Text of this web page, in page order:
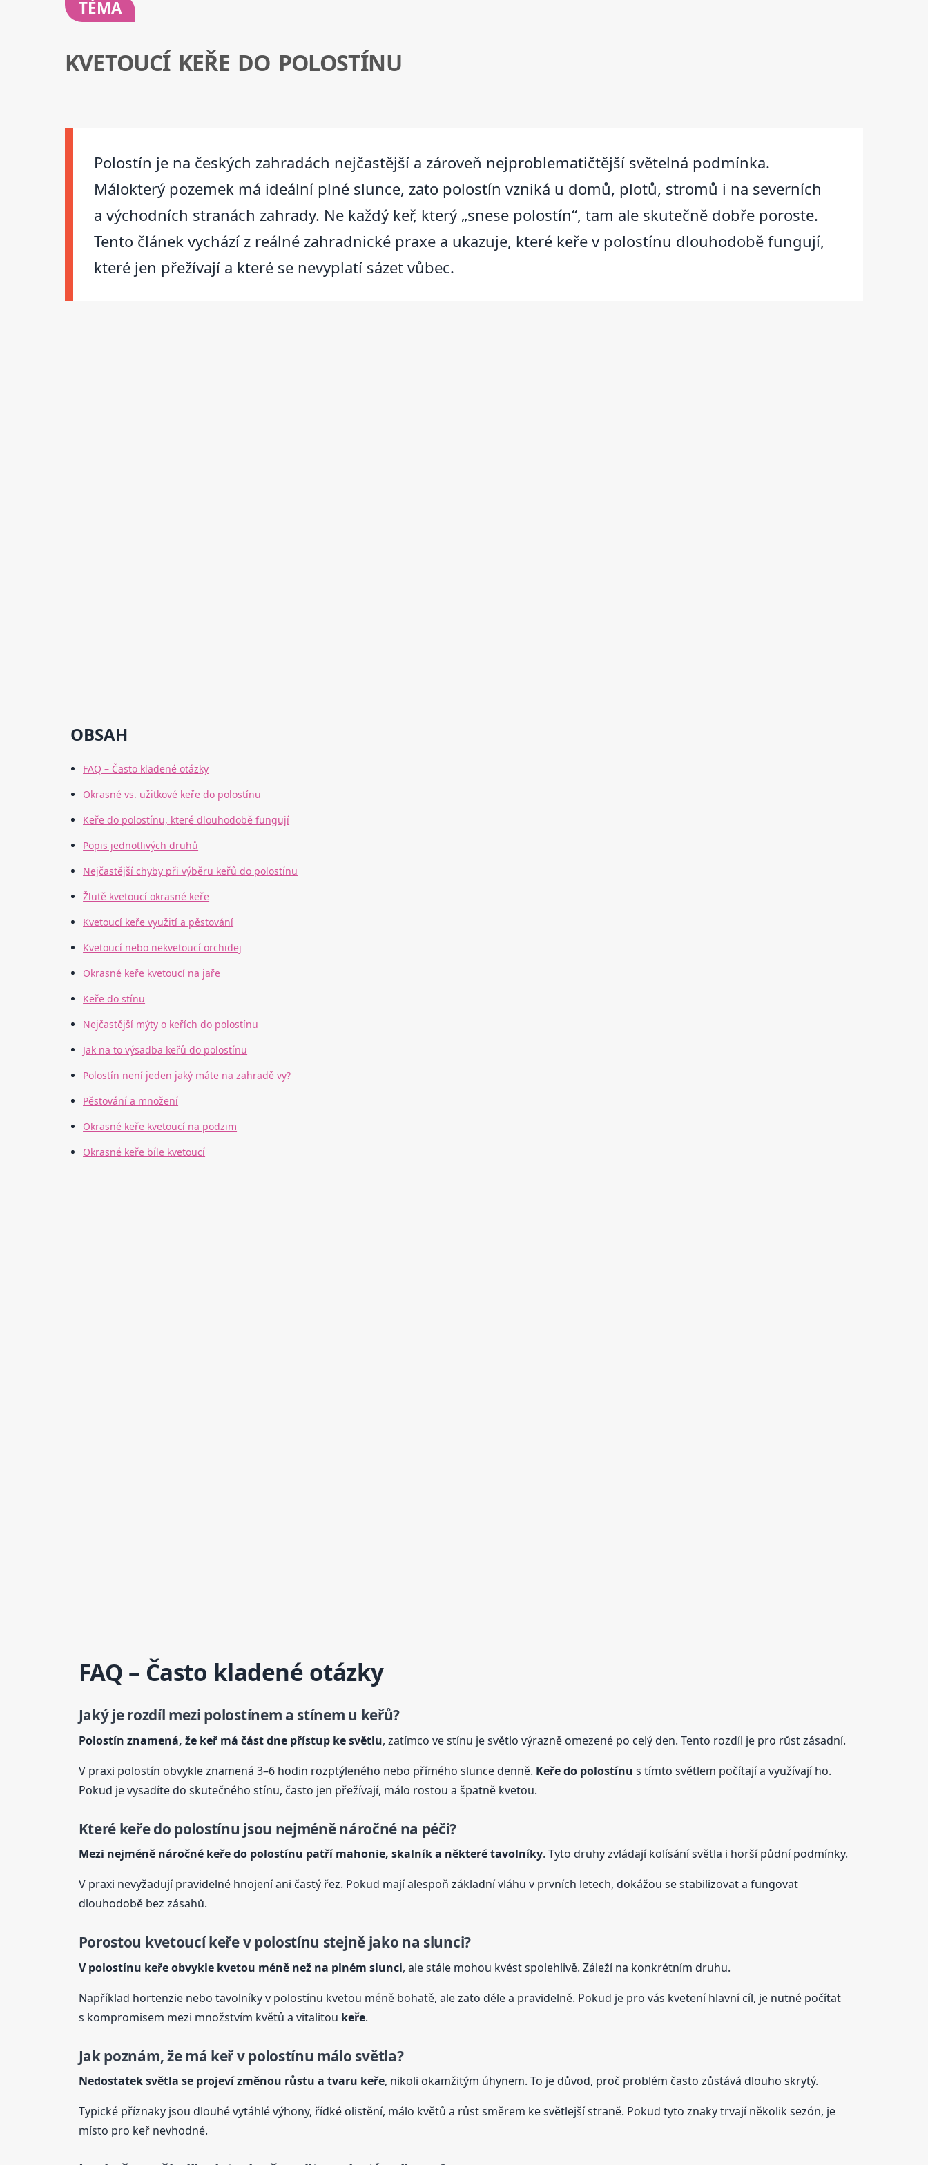
TÉMA
KVETOUCÍ KEŘE DO POLOSTÍNU
Polostín je na českých zahradách nejčastější a zároveň nejproblematičtější světelná podmínka.
Málokterý pozemek má ideální plné slunce, zato polostín vzniká u domů, plotů, stromů i na severních
a východních stranách zahrady. Ne každý keř, který „snese polostín“, tam ale skutečně dobře poroste.
Tento článek vychází z reálné zahradnické praxe a ukazuje, které keře v polostínu dlouhodobě fungují,
které jen přežívají a které se nevyplatí sázet vůbec.
OBSAH
FAQ – Často kladené otázky
Okrasné vs. užitkové keře do polostínu
Keře do polostínu, které dlouhodobě fungují
Popis jednotlivých druhů
Nejčastější chyby při výběru keřů do polostínu
Žlutě kvetoucí okrasné keře
Kvetoucí keře využití a pěstování
Kvetoucí nebo nekvetoucí orchidej
Okrasné keře kvetoucí na jaře
Keře do stínu
Nejčastější mýty o keřích do polostínu
Jak na to výsadba keřů do polostínu
Polostín není jeden jaký máte na zahradě vy?
Pěstování a množení
Okrasné keře kvetoucí na podzim
Okrasné keře bíle kvetoucí
FAQ – Často kladené otázky
Jaký je rozdíl mezi polostínem a stínem u keřů?
Polostín znamená, že keř má část dne přístup ke světlu, zatímco ve stínu je světlo výrazně omezené po celý den. Tento rozdíl je pro růst zásadní.
V praxi polostín obvykle znamená 3–6 hodin rozptýleného nebo přímého slunce denně. Keředo polostínu s tímto světlem počítají a využívají ho.
Pokud je vysadíte do skutečného stínu, často jen přežívají, málo rostou a špatně kvetou.
Které keředo polostínu jsou nejméně náročné na péči?
Mezi nejméně náročné keředo polostínu patří mahonie, skalník a některé tavolníky. Tyto druhy zvládají kolísání světla i horší půdní podmínky.
V praxi nevyžadují pravidelné hnojení ani častý řez. Pokud mají alespoň základní vláhu v prvních letech, dokážou se stabilizovat a fungovat
dlouhodobě bez zásahů.
Porostou kvetoucí keřev polostínu stejně jako na slunci?
V polostínu keřeobvykle kvetou méně než na plném slunci, ale stále mohou kvést spolehlivě. Záleží na konkrétním druhu.
Například hortenzie nebo tavolníky v polostínu kvetou méně bohatě, ale zato déle a pravidelně. Pokud je pro vás kvetení hlavní cíl, je nutné počítat
s kompromisem mezi množstvím květů a vitalitou keře.
Jak poznám, že má keř v polostínu málo světla?
Nedostatek světla se projeví změnou růstu a tvaru keře, nikoli okamžitým úhynem. To je důvod, proč problém často zůstává dlouho skrytý.
Typické příznaky jsou dlouhé vytáhlé výhony, řídké olistění, málo květů a růst směrem ke světlejší straně. Pokud tyto znaky trvají několik sezón, je
místo pro keř nevhodné.